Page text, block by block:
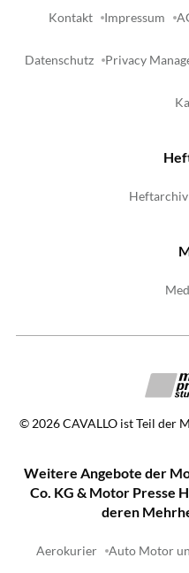
Kontakt Impressum
Datenschutz Privacy
Heftarchiv
© 2026CAVALLO ist Teil der
Weitere Angebote der
Co. KG & Motor Presse
deren
Aerokurier Auto Motor